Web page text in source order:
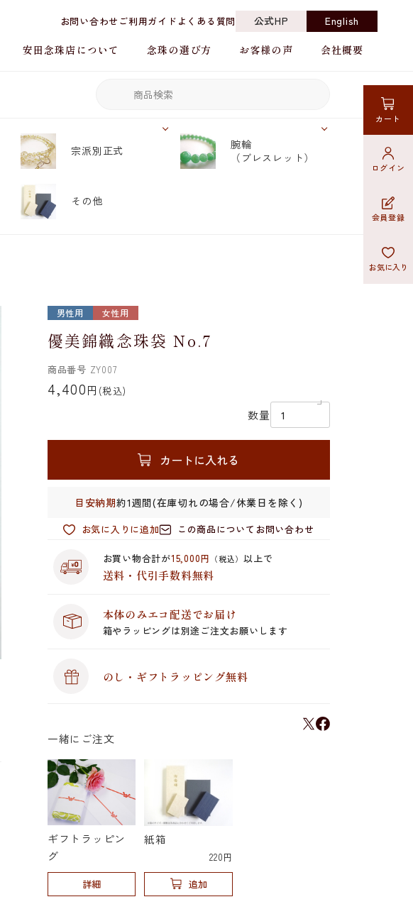
お問い合わせ ご利用ガイド よくある質問 公式HP English
安田念珠店について 念珠の選び方 お客様の声 会社概要
カート
ログイン
会員登録
お気に入り
宗派別正式
腕輪
（ブレスレット）
その他
男性用 女性用
優美錦織念珠袋 No.7
商品番号 ZY007
4,400円 (税込)
数量
カートに入れる
目安納期約1週間(在庫切れの場合/休業日を除く)
お気に入りに追加 この商品についてお問い合わせ
お買い物合計が15,000円 （税込）以上で
送料・代引手数料無料
本体のみエコ配送でお届け
箱やラッピングは別途ご注文お願いします
のし・ギフトラッピング無料
一緒にご注文
ギフトラッピン
グ
詳細
紙箱
220円
追加